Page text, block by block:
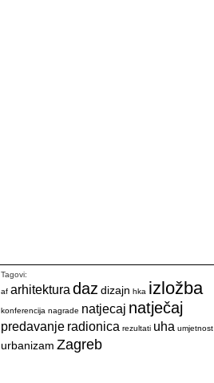
Tagovi:
af arhitektura daz dizajn hka izložba
konferencija nagrade natjecaj natječaj
predavanje radionica rezultati uha umjetnost
urbanizam Zagreb